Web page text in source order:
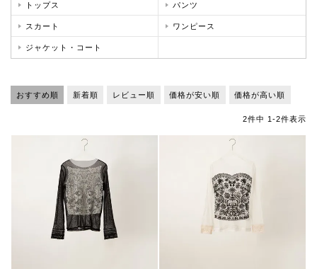
トップス パンツ
スカート ワンピース
ジャケット・コート
おすすめ順 新着順 レビュー順 価格が安い順 価格が高い順
2件中 1-2件表示